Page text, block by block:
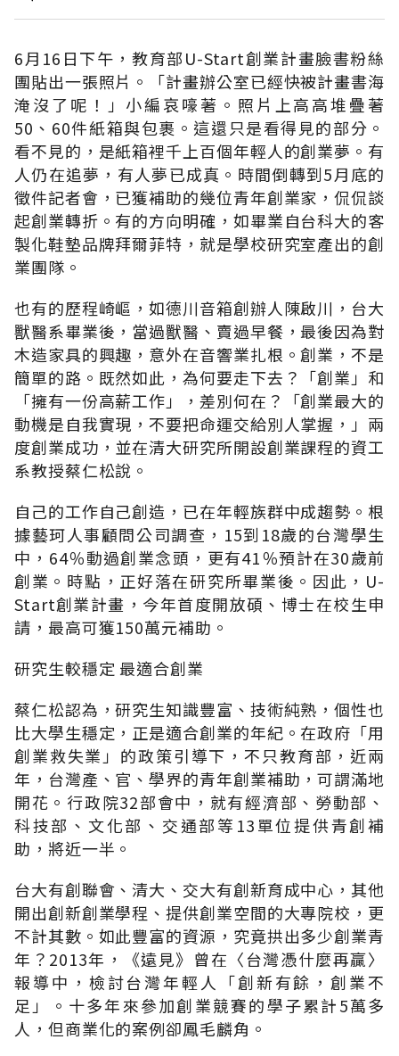
6月16日下午，教育部U-Start創業計畫臉書粉絲
團貼出一張照片。「計畫辦公室已經快被計畫書海
淹沒了呢！」小編哀嚎著。照片上高高堆疊著
50、60件紙箱與包裹。這還只是看得見的部分。
看不見的，是紙箱裡千上百個年輕人的創業夢。有
人仍在追夢，有人夢已成真。時間倒轉到5月底的
徵件記者會，已獲補助的幾位青年創業家，侃侃談
起創業轉折。有的方向明確，如畢業自台科大的客
製化鞋墊品牌拜爾菲特，就是學校研究室產出的創
業團隊。
也有的歷程崎嶇，如德川音箱創辦人陳啟川，台大
獸醫系畢業後，當過獸醫、賣過早餐，最後因為對
木造家具的興趣，意外在音響業扎根。創業，不是
簡單的路。既然如此，為何要走下去？「創業」和
「擁有一份高薪工作」，差別何在？「創業最大的
動機是自我實現，不要把命運交給別人掌握，」兩
度創業成功，並在清大研究所開設創業課程的資工
系教授蔡仁松說。
自己的工作自己創造，已在年輕族群中成趨勢。根
據藝珂人事顧問公司調查，15到18歲的台灣學生
中，64％動過創業念頭，更有41％預計在30歲前
創業。時點，正好落在研究所畢業後。因此，U-
Start創業計畫，今年首度開放碩、博士在校生申
請，最高可獲150萬元補助。
研究生較穩定 最適合創業
蔡仁松認為，研究生知識豐富、技術純熟，個性也
比大學生穩定，正是適合創業的年紀。在政府「用
創業救失業」的政策引導下，不只教育部，近兩
年，台灣產、官、學界的青年創業補助，可謂滿地
開花。行政院32部會中，就有經濟部、勞動部、
科技部、文化部、交通部等13單位提供青創補
助，將近一半。
台大有創聯會、清大、交大有創新育成中心，其他
開出創新創業學程、提供創業空間的大專院校，更
不計其數。如此豐富的資源，究竟拱出多少創業青
年？2013年，《遠見》曾在〈台灣憑什麼再贏〉
報導中，檢討台灣年輕人「創新有餘，創業不
足」。十多年來參加創業競賽的學子累計5萬多
人，但商業化的案例卻鳳毛麟角。